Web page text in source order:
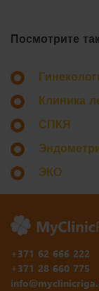
Посмотрите
Клиника
СПКЯ
ЭКО
+371 62 666 222
+371 28 660 775